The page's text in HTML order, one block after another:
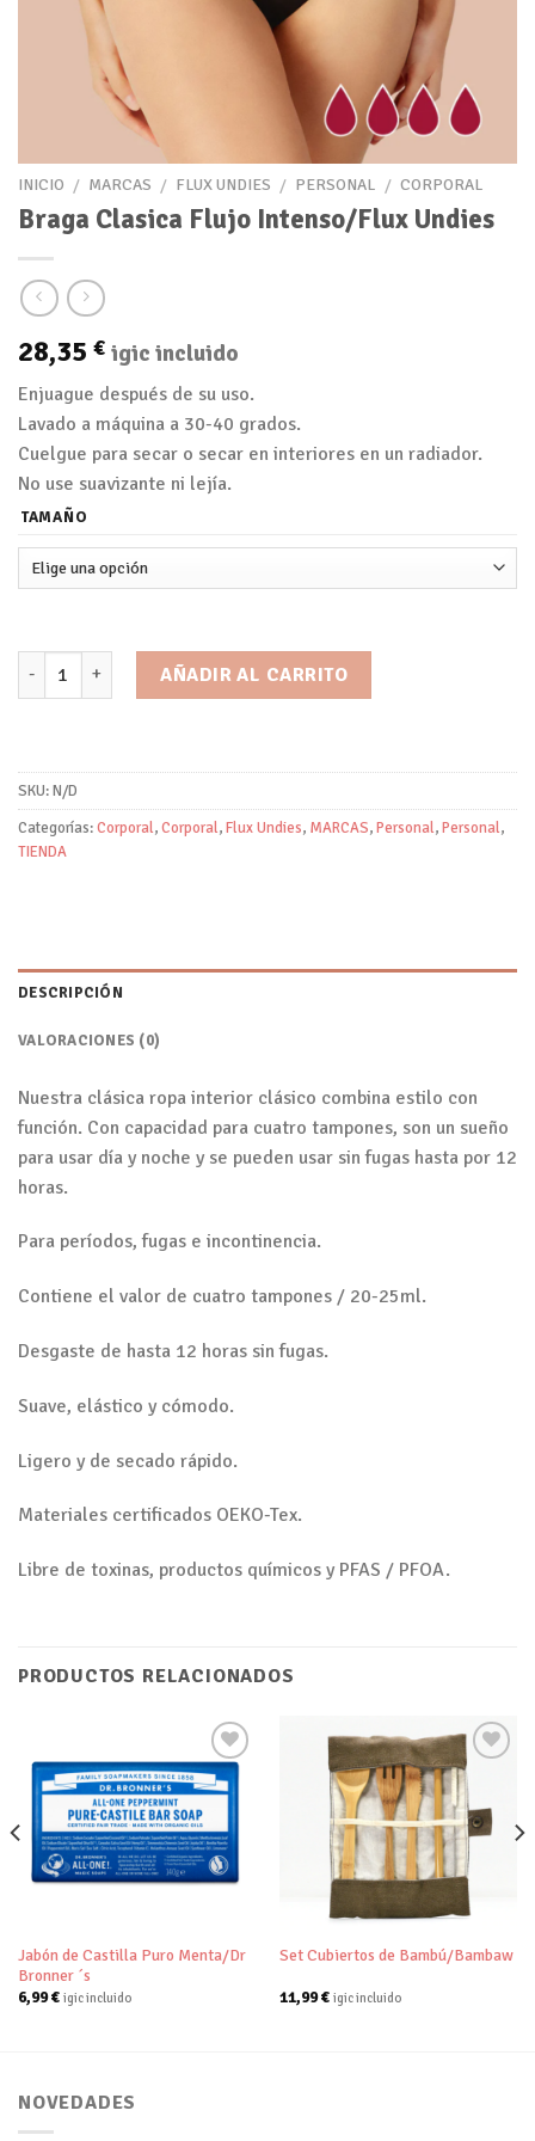
INICIO / MARCAS / FLUX UNDIES / PERSONAL / CORPORAL
Braga Clasica Flujo Intenso/Flux Undies
28,35 € igic incluido
Enjuague después de su uso.
Lavado a máquina a 30-40 grados.
Cuelgue para secar o secar en interiores en un radiador.
No use suavizante ni lejía.
TAMAÑO
Braga Clasica Flujo Intenso/Flux Undies cantidad
AÑADIR AL CARRITO
SKU:N/D
Categorías:Corporal,Corporal,Flux Undies, MARCAS,Personal,Personal,
TIENDA
DESCRIPCIÓN
VALORACIONES (0)
Nuestra clásica ropa interior clásico combina estilo con
función. Con capacidad para cuatro tampones, son un sueño
para usar día y noche y se pueden usar sin fugas hasta por 12
horas.
Para períodos, fugas e incontinencia.
Contiene el valor de cuatro tampones / 20-25ml.
Desgaste de hasta 12 horas sin fugas.
Suave, elástico y cómodo.
Ligero y de secado rápido.
Materiales certificados OEKO-Tex.
Libre de toxinas, productos químicos y PFAS / PFOA.
PRODUCTOS RELACIONADOS
Añadir
a tu
lista de
deseos
Jabón de Castilla Puro Menta/Dr
Bronner ´s
6,99€ igic incluido
Añadir
a tu
lista de
deseos
Set Cubiertos de Bambú/Bambaw
11,99€ igic incluido
NOVEDADES